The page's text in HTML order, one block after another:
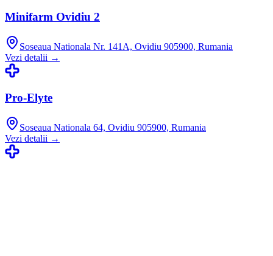
Minifarm Ovidiu 2
Soseaua Nationala Nr. 141A, Ovidiu 905900, Rumania
Vezi detalii →
Pro-Elyte
Soseaua Nationala 64, Ovidiu 905900, Rumania
Vezi detalii →